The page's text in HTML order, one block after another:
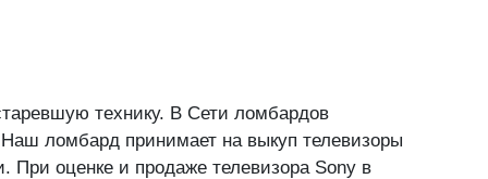
технику. В Сети ломбардов
ломбард принимает на выкуп телевизоры
При оценке и продаже телевизора Sony в